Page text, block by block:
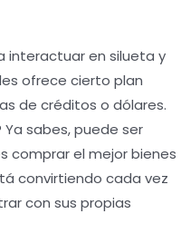
interactuar en silueta y
ofrece cierto plan
de créditos o dólares.
sabes, puede ser
comprar el mejor bienes
convirtiendo cada vez
con sus propias